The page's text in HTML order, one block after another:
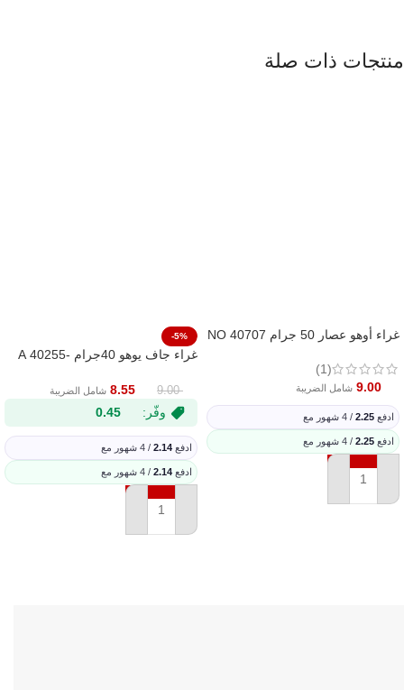
منتجات ذات صلة
غراء أوهو عصار 50 جرام NO 40707
(1)
9.00 شامل الضريبة
ادفع 2.25 / 4 شهور مع
ادفع 2.25 / 4 شهور مع
إضافة إلى السلة
-5%
غراء جاف يوهو 40جرام -40255 A
9.00
8.55 شامل الضريبة
وفّر: 0.45
ادفع 2.14 / 4 شهور مع
ادفع 2.14 / 4 شهور مع
إضافة إلى السلة